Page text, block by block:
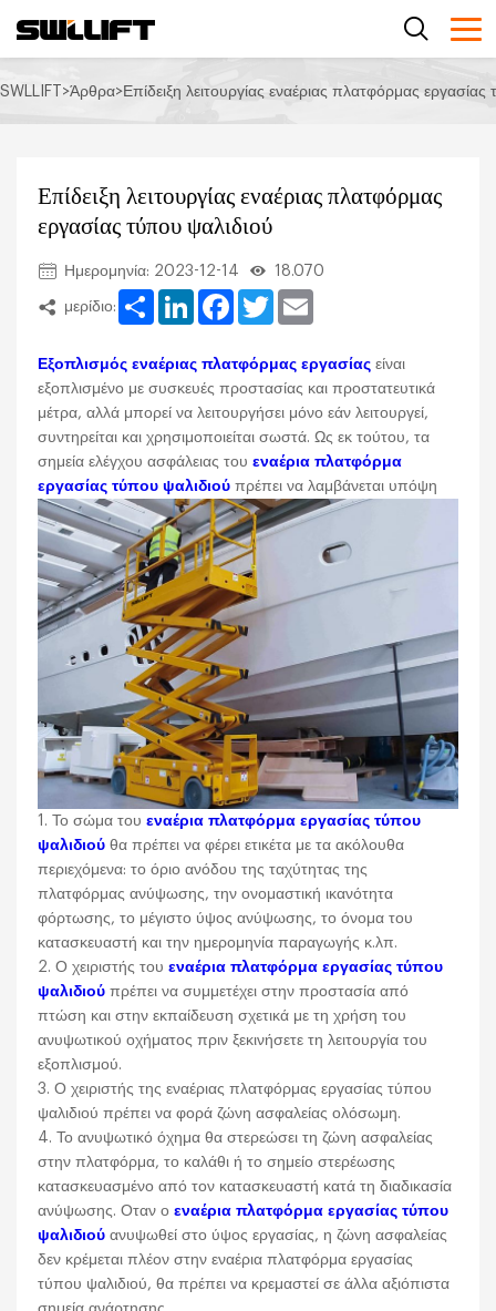
SWLLIFT>Άρθρα>Επίδειξη λειτουργίας εναέριας πλατφόρμας εργασίας
Επίδειξη λειτουργίας εναέριας πλατφόρμας
εργασίας τύπου ψαλιδιού
Ημερομηνία: 2023-12-14 18.070
μερίδιο:
Share LinkedInFacebook
Twitter
Εξοπλισμός εναέριας πλατφόρμας εργασίας είναι
εξοπλισμένο με συσκευές προστασίας και προστατευτικά
μέτρα, αλλά μπορεί να λειτουργήσει μόνο εάν λειτουργεί,
συντηρείται και χρησιμοποιείται σωστά. Ως εκ τούτου, τα
σημεία ελέγχου ασφάλειας του εναέρια πλατφόρμα
εργασίας τύπου ψαλιδιού πρέπει να λαμβάνεται υπόψη
1. Το σώμα τουεναέρια πλατφόρμα εργασίας τύπου
ψαλιδιού θα πρέπει να φέρει ετικέτα με τα ακόλουθα
περιεχόμενα: το όριο ανόδου της ταχύτητας της
πλατφόρμας ανύψωσης, την ονομαστική ικανότητα
φόρτωσης, το μέγιστο ύψος ανύψωσης, το όνομα του
κατασκευαστή και την ημερομηνία παραγωγής κ.λπ.
2. Ο χειριστής τουεναέρια πλατφόρμα εργασίας τύπου
ψαλιδιού πρέπει να συμμετέχει στην προστασία από
πτώση και στην εκπαίδευση σχετικά με τη χρήση του
ανυψωτικού οχήματος πριν ξεκινήσετε τη λειτουργία του
εξοπλισμού.
3. Ο χειριστής της εναέριας πλατφόρμας εργασίας τύπου
ψαλιδιού πρέπει να φορά ζώνη ασφαλείας ολόσωμη.
4. Το ανυψωτικό όχημα θα στερεώσει τη ζώνη ασφαλείας
στην πλατφόρμα, το καλάθι ή το σημείο στερέωσης
κατασκευασμένο από τον κατασκευαστή κατά τη διαδικασία
ανύψωσης. Οταν οεναέρια πλατφόρμα εργασίας τύπου
ψαλιδιού ανυψωθεί στο ύψος εργασίας, η ζώνη ασφαλείας
δεν κρέμεται πλέον στην εναέρια πλατφόρμα εργασίας
τύπου ψαλιδιού, θα πρέπει να κρεμαστεί σε άλλα αξιόπιστα